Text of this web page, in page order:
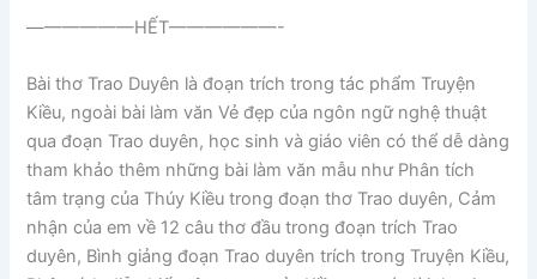
——————HẾT——————-
Bài thơ Trao Duyên là đoạn trích trong tác phẩm Truyện
Kiều, ngoài bài làm văn Vẻ đẹp của ngôn ngữ nghệ thuật
qua đoạn Trao duyên, học sinh và giáo viên có thể dễ dàng
tham khảo thêm những bài làm văn mẫu như Phân tích
tâm trạng của Thúy Kiều trong đoạn thơ Trao duyên, Cảm
nhận của em về 12 câu thơ đầu trong đoạn trích Trao
duyên, Bình giảng đoạn Trao duyên trích trong Truyện Kiều,